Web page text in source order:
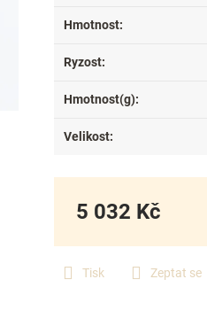
Tisk Zeptat se
5 032 Kč
cena:
Hmotnost:
Ryzost:
Hmotnost(g):
Velikost: